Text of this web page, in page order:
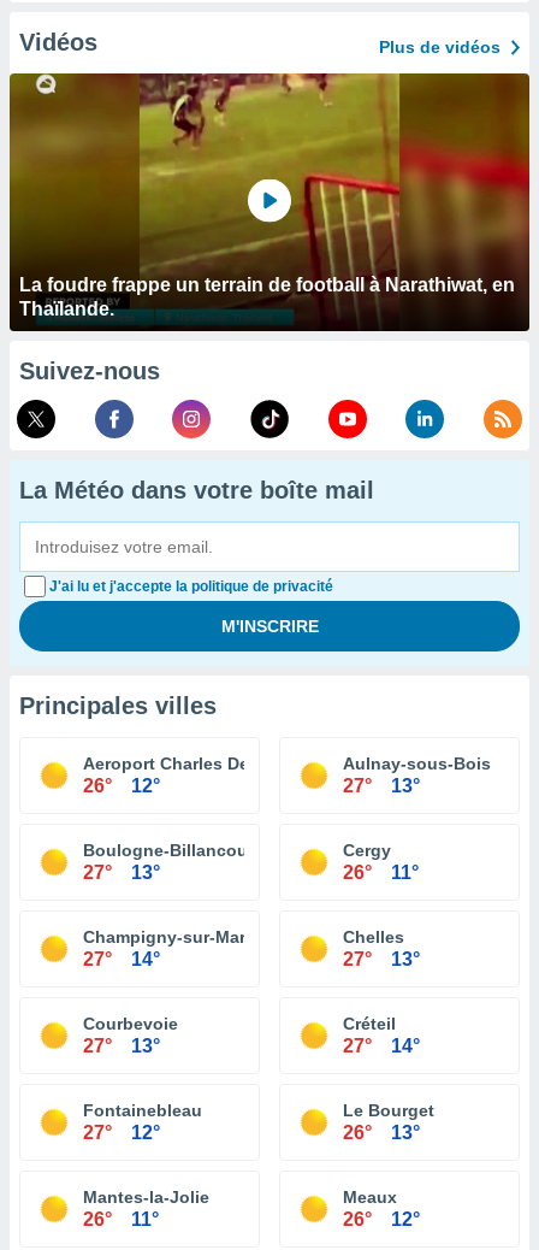
Vidéos Plus de vidéos
La foudre frappe un terrain de football à Narathiwat, en
Thaïlande.
Suivez-nous
La Météo dans votre boîte mail
J'ai lu et j'accepte la politique de privacité
Principales villes
Aeroport Charles De Gaulle
26° 12°
Aulnay-sous-Bois
27° 13°
Boulogne-Billancourt
27° 13°
Cergy
26° 11°
Champigny-sur-Marne
27° 14°
Chelles
27° 13°
Courbevoie
27° 13°
Créteil
27° 14°
Fontainebleau
27° 12°
Le Bourget
26° 13°
Mantes-la-Jolie
26° 11°
Meaux
26° 12°